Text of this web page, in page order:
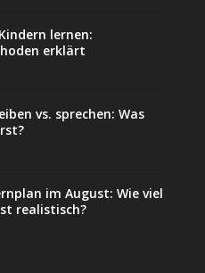
lernen:
erklärt
vs. sprechen: Was
im August: Wie viel
realistisch?